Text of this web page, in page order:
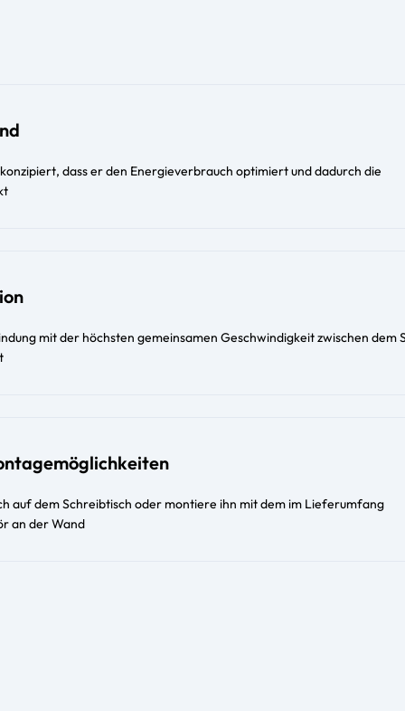
dass er den Energieverbrauch optimiert und dadurch die
mit der höchsten gemeinsamen Geschwindigkeit zwischen dem
auf dem Schreibtisch oder montiere ihn mit dem im Lieferumfang
an der Wand